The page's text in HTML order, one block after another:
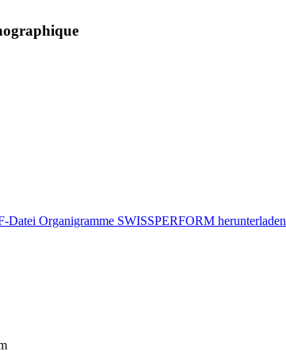
Datei Organigramme SWISSPERFORM herunterladen